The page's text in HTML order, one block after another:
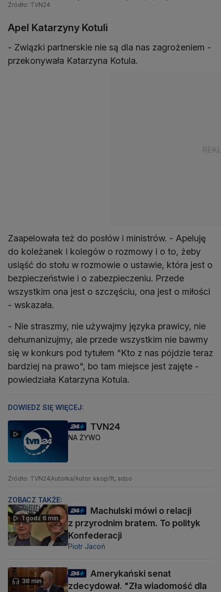
Źródło: TVN24
Apel Katarzyny Kotuli
- Związki partnerskie nie są dla nas zagrożeniem -
przekonywała Katarzyna Kotula.
Zaapelowała też do posłów i ministrów. - Apeluję
do koleżanek i kolegów o rozmowy i o to, żeby
usiąść do stołu w rozmowie o ustawie, która jest o
bezpieczeństwie i o zabezpieczeniu. Przede
wszystkim ona jest o szczęściu, ona jest o miłości
- wskazała.
- Nie straszmy, nie używajmy języka prawicy, nie
dehumanizujmy, ale przede wszystkim nie bawmy
się w konkurs pod tytułem "Kto z nas pójdzie teraz
bardziej na prawo", bo tam miejsce jest zajęte -
powiedziała Katarzyna Kotula.
DOWIEDZ SIĘ WIĘCEJ:
TVN24
NA ŻYWO
Źródło: TVN24 Autorka/Autor: kkop/ft, adso
ZOBACZ TAKŻE:
1 godz 6 min
Machulski mówi o relacji
z przyrodnim bratem. To polityk
Konfederacji
Piotr Jacoń
38 min
Amerykański senat
zdecydował. "Zła wiadomość dla